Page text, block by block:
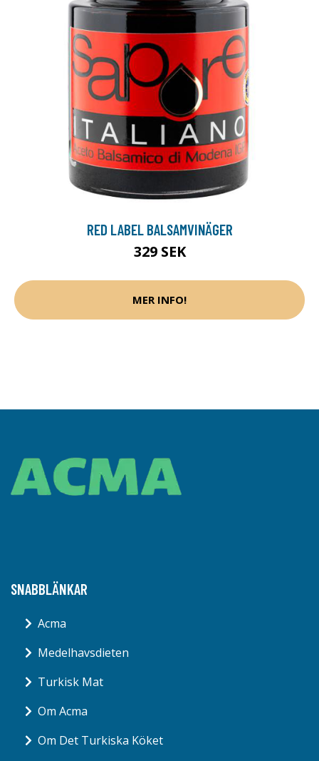
RED LABEL BALSAMVINÄGER
329 SEK
MER INFO!
SNABBLÄNKAR
Acma
Medelhavsdieten
Turkisk Mat
Om Acma
Om Det Turkiska Köket